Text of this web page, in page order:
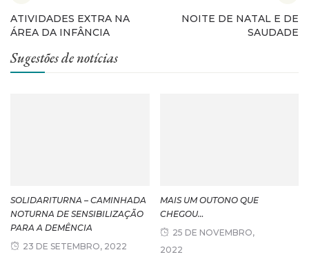
ATIVIDADES EXTRA NA
ÁREA DA INFÂNCIA
NOITE DE NATAL E DE
SAUDADE
Sugestões de notícias
SOLIDARITURNA – CAMINHADA
NOTURNA DE SENSIBILIZAÇÃO
PARA A DEMÊNCIA
23 DE SETEMBRO, 2022
MAIS UM OUTONO QUE
CHEGOU…
25 DE NOVEMBRO,
2022